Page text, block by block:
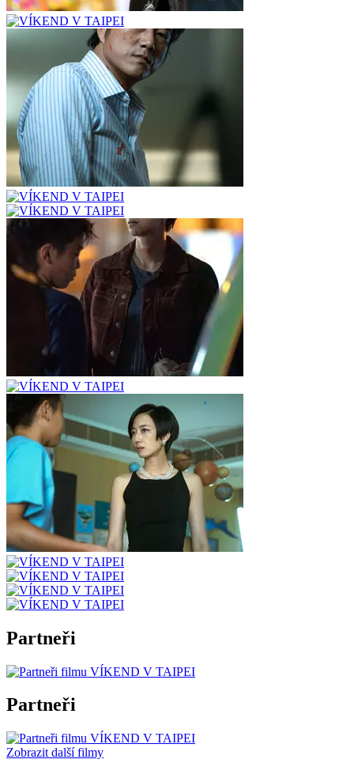
Partneři
Partneři
Zobrazit další filmy